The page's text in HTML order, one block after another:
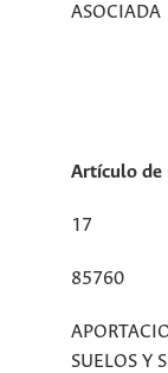
ASOCIADA
Artículo de
17
85760
SUELOS Y